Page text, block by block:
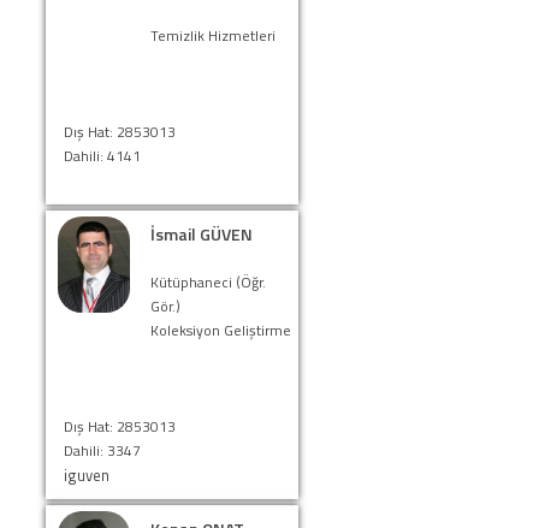
Temizlik Hizmetleri
Dış Hat: 2853013
Dahili: 4141
İsmail GÜVEN
Kütüphaneci (Öğr.
Gör.)
Koleksiyon Geliştirme
Dış Hat: 2853013
Dahili: 3347
iguven